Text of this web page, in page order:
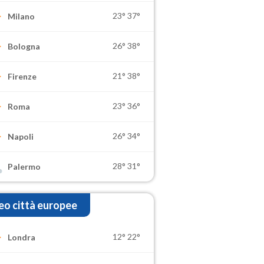
Milano 23° 37°
Bologna 26° 38°
Firenze 21° 38°
Roma 23° 36°
Napoli 26° 34°
Palermo 28° 31°
città europee
Londra 12° 22°